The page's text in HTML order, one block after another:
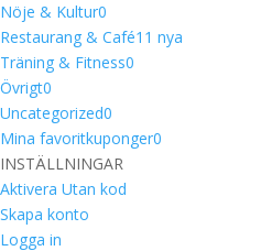
Nöje & Kultur0
Restaurang & Café1 1 nya
Träning & Fitness0
Övrigt0
Uncategorized0
Mina favoritkuponger0
INSTÄLLNINGAR
Aktivera Utan kod
Skapa konto
Logga in